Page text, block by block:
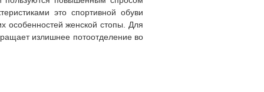
это спортивной обуви
особенностей женской стопы. Для
излишнее потоотделение во